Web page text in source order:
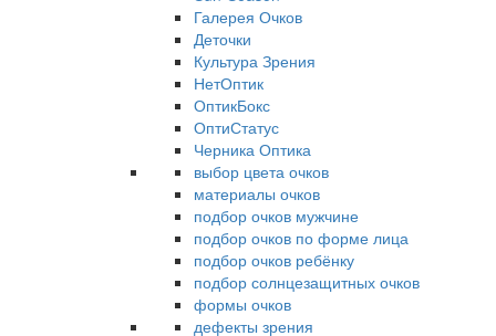
Галерея Очков
Деточки
Культура Зрения
НетОптик
ОптикБокс
ОптиСтатус
Черника Оптика
выбор цвета очков
материалы очков
подбор очков мужчине
подбор очков по форме лица
подбор очков ребёнку
подбор солнцезащитных очков
формы очков
дефекты зрения